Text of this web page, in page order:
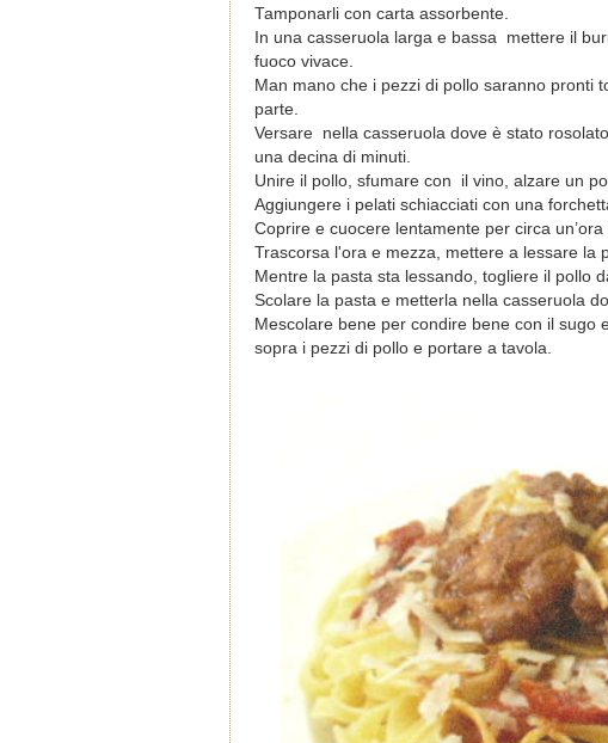
Tamponarli con carta assorbente.
In una casseruola larga e bassa mettere il
fuoco vivace.
Man mano che i pezzi di pollo saranno pronti
parte.
Versare nella casseruola dove è stato
una decina di minuti.
Unire il pollo, sfumare con il vino, alzare un
Aggiungere i pelati schiacciati con una
Coprire e cuocere lentamente per circa un’ora
Trascorsa l'ora e mezza, mettere a lessare la
Mentre la pasta sta lessando, togliere il pollo
Scolare la pasta e metterla nella casseruola
Mescolare bene per condire bene con il
sopra i pezzi di pollo e portare a tavola.